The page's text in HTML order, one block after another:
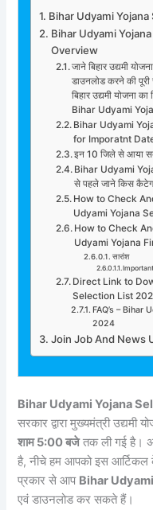
Bihar Udyami
Bihar Udyami
Overview
जाने बिहार उद्यमी
डाउनलोड करने की
बिहार उद्यमी योजना
Bihar Udyami
Bihar Udyami
for Imporatnt
इन 10 जिले से आया
Bihar Udyami
से पहले जाने किस
How to Check
Udyami Yojana
How to Check
Udyami Yojana
सारांश
Direct Link to
Selection List
FAQ’s – Bihar
2024
Join Job And News
Bihar Udyami Yojana
सरकार द्वारा मुख्यमंत्री
शाम 5:00 बजेतक ली गई है।
है, नीचे हम आपको इस आर्टिकल
प्रकार से आप Bihar
एवं डाउनलोड कर सकते हैं।